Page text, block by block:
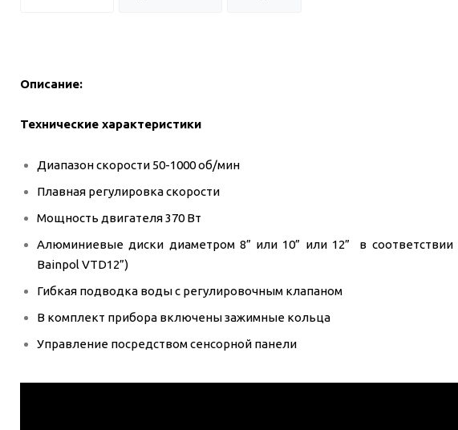
Описание:
Технические характеристики
Диапазон скорости 50-1000 об/мин
Плавная регулировка скорости
Мощность двигателя 370 Вт
Алюминиевые диски диаметром 8” или 10” или 12” в
Bainpol VTD12”)
Гибкая подводка воды с регулировочным клапаном
В комплект прибора включены зажимные кольца
Управление посредством сенсорной панели